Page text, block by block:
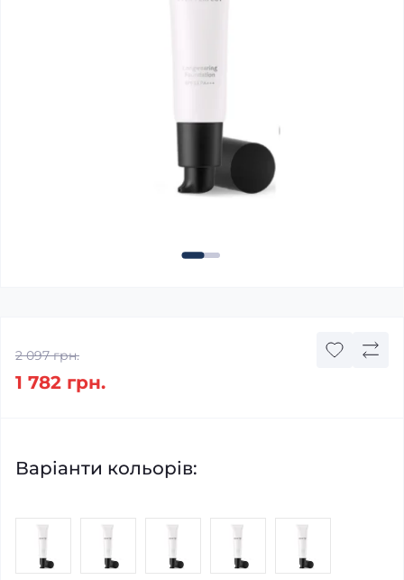
2 097 грн.
1 782 грн.
Варіанти кольорів: